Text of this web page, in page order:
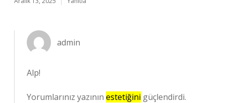
admin
Alp!
Yorumlarınız yazının estetiğini güçlendirdi.